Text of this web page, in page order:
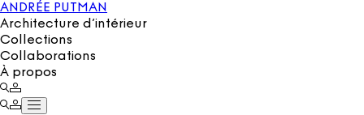
ANDRÉE PUTMAN
Architecture d’intérieur
Collections
Collaborations
À propos